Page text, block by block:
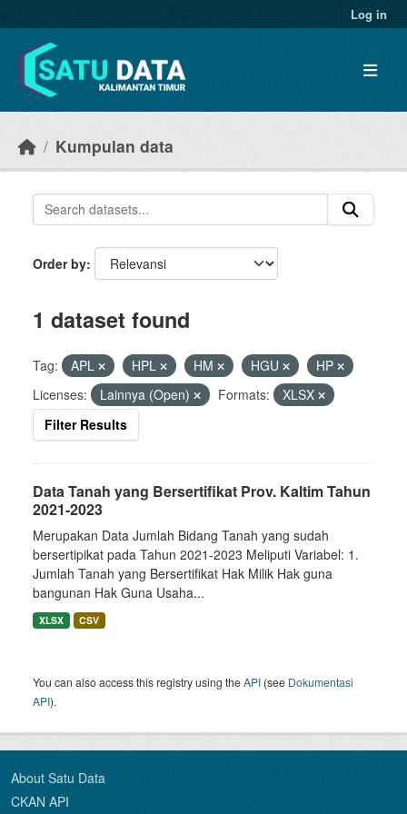
Log in
Kumpulan data
Order by
1 dataset found
Tag: APL HPL HM HGU
HP
Licenses:
Lainnya (Open) Formats:
XLSX
Filter Results
Data Tanah yang Bersertifikat Prov. Kaltim Tahun
2021-2023
Merupakan Data Jumlah Bidang Tanah yang sudah
bersertipikat pada Tahun 2021-2023 Meliputi Variabel: 1.
Jumlah Tanah yang Bersertifikat Hak Milik Hak guna
bangunan Hak Guna Usaha...
XLSX CSV
You can also access this registry using theAPI (see Dokumentasi
API).
About Satu Data
CKAN API